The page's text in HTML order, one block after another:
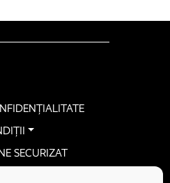
SECURIZAT